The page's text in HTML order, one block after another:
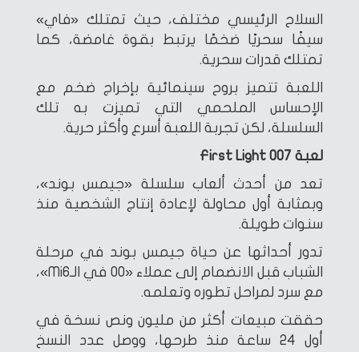
السلاح الرئيسي مختلف، حيث تمتلك «فاي»
سيفًا سحريًا ضخمًا يرتبط بقوة غامضة، كما
تمتلك قدرات سحرية.
اللعبة تتميز بروح سينمائية بإخراج ضخم مع
الإحساس الملحمي التي تميزت به تلك
السلسلة، لكن تجربة اللعبة أسرع وأكثر حرية.
لعبة 007 First Light
تعد من أحدث ألعاب سلسلة «جيمس بوند»،
وبمثابة أول محاولة لإعادة إنتاج الشخصية منذ
سنوات طويلة.
تدور أحداثها عن حياة جيمس بوند في مرحلة
الشباب قبل الانضمام إلى عملاء «00 في الـMi6»،
مع سرد لمراحل تطوره وتعلمه.
حققت مبيعات أكثر من مليون ونص نسخة في
أول 24 ساعة منذ طرحها، ووصل عدد النسخ